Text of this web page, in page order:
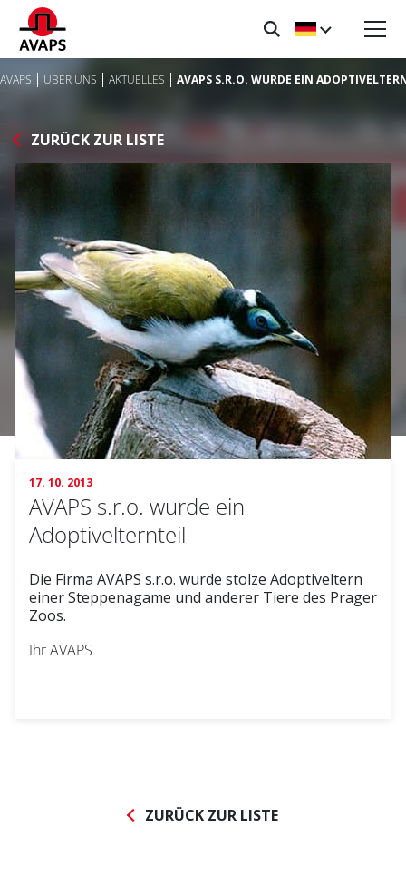
AVAPS ÜBER UNS AKTUELLES AVAPS S.R.O. WURDE EIN
ZURÜCK ZUR LISTE
17. 10. 2013
AVAPS s.r.o. wurde ein
Adoptivelternteil
Die Firma AVAPS s.r.o. wurde stolze Adoptiveltern
einer Steppenagame und anderer Tiere des Prager
Zoos.
Ihr AVAPS
ZURÜCK ZUR LISTE